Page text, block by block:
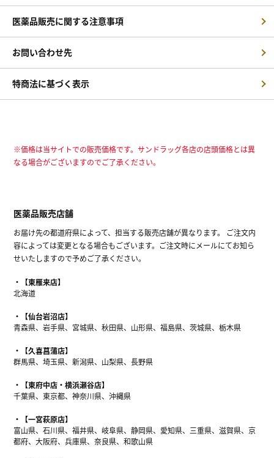
医薬品販売に関する注意事項
お問い合わせ先
特商法に基づく表示
※価格は当サイトでの販売価格です。サンドラッグ各店の店頭価格とは異
なる場合がございますのでご了承ください。
医薬品販売店舗
お届け先の都道府県によって、担当する販売店舗が異なります。 ご注文内
容によっては変更となる場合もございます。ご注文時にメールにてお知ら
せいたしますので予めご了承ください。
【東雁来店】
北海道
【仙台岩沼店】
青森県、岩手県、宮城県、秋田県、山形県、福島県、茨城県、栃木県
【久喜菖蒲店】
群馬県、埼玉県、新潟県、山梨県、長野県
【東府中店・横浜瀬谷店】
千葉県、東京都、神奈川県、沖縄県
【一宮萩原店】
富山県、石川県、福井県、岐阜県、静岡県、愛知県、三重県、滋賀県、京
都府、大阪府、兵庫県、奈良県、和歌山県